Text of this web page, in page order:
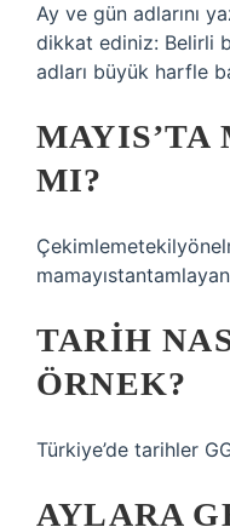
Ay ve gün adlarını
dikkat ediniz: Belirli
adları büyük harfle
MAYIS’TA
MI?
TARIH
ÖRNEK?
Türkiye’de tarihler
AYLARA